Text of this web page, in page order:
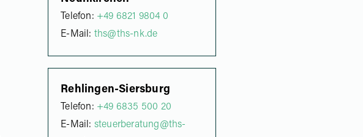
Telefon: +49 6821 9804 0
E-Mail: ths@ths-nk.de
Rehlingen-Siersburg
Telefon: +49 6835 500 20
E-Mail: steuerberatung@ths-